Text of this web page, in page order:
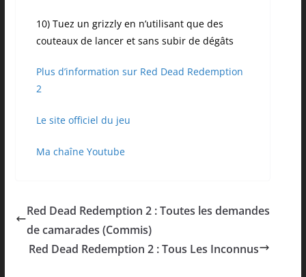
10) Tuez un grizzly en n’utilisant que des
couteaux de lancer et sans subir de dégâts
Plus d’information sur Red Dead Redemption
2
Le site officiel du jeu
Ma chaîne Youtube
Red Dead Redemption 2 : Toutes les demandes
de camarades (Commis)
Red Dead Redemption 2 : Tous Les Inconnus